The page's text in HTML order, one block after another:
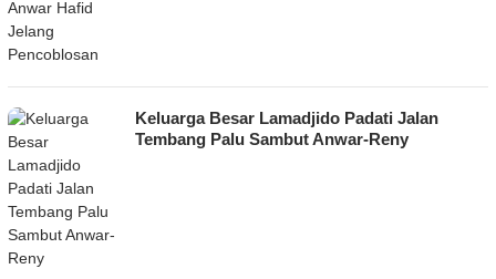
Keluarga Besar Lamadjido Padati Jalan
Tembang Palu Sambut Anwar-Reny